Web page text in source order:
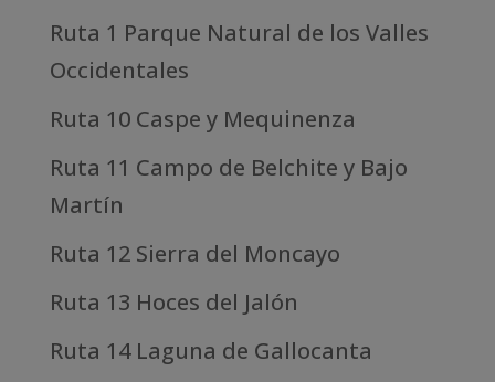
Ruta 1 Parque Natural de los Valles
Occidentales
Ruta 10 Caspe y Mequinenza
Ruta 11 Campo de Belchite y Bajo
Martín
Ruta 12 Sierra del Moncayo
Ruta 13 Hoces del Jalón
Ruta 14 Laguna de Gallocanta